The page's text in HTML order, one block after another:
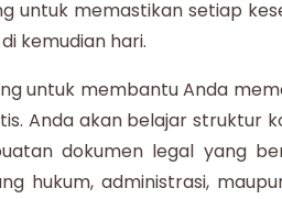
untuk memastikan setiap
kemudian hari.
untuk membantu Anda
Anda akan belajar struktur
dokumen legal yang
hukum, administrasi,